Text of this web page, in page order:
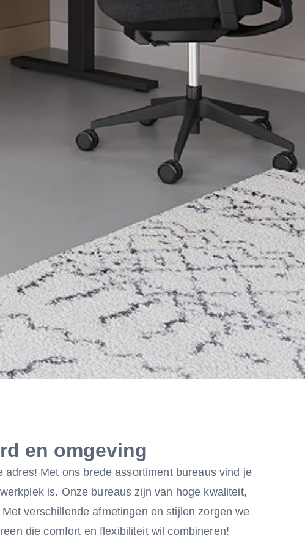
en omgeving
Met ons brede assortiment bureaus vind je
is. Onze bureaus zijn van hoge kwaliteit,
verschillende afmetingen en stijlen zorgen we
die comfort en flexibiliteit wil combineren!